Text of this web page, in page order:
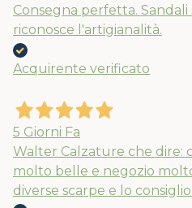
Consegna perfetta.
riconosce l'artigianalità.
Acquirente verificato
5 Giorni Fa
Walter Calzature che dire:
molto belle e negozio
diverse scarpe e lo consiglio.